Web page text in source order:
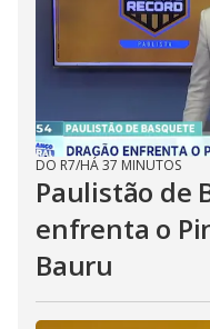
DO R7/HÁ 37 MINUTOS
Paulistão de
enfrenta o
Bauru